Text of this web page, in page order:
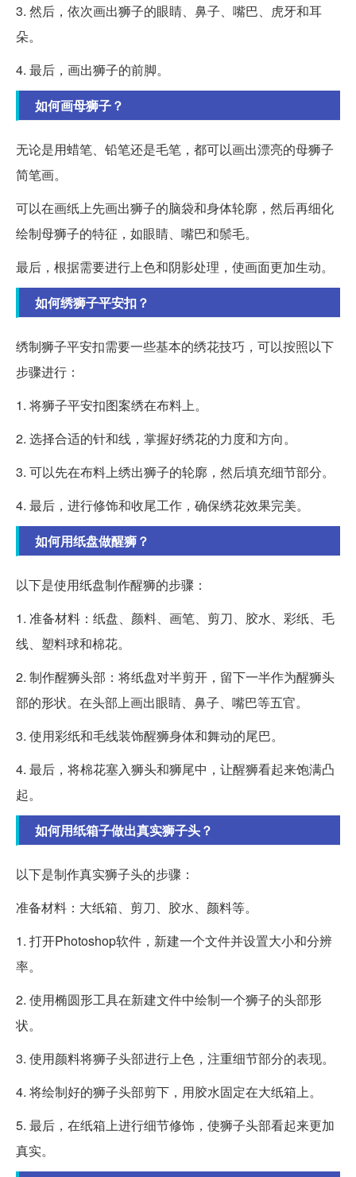
3. 然后，依次画出狮子的眼睛、鼻子、嘴巴、虎牙和耳
朵。
4. 最后，画出狮子的前脚。
如何画母狮子？
无论是用蜡笔、铅笔还是毛笔，都可以画出漂亮的母狮子
简笔画。
可以在画纸上先画出狮子的脑袋和身体轮廓，然后再细化
绘制母狮子的特征，如眼睛、嘴巴和鬃毛。
最后，根据需要进行上色和阴影处理，使画面更加生动。
如何绣狮子平安扣？
绣制狮子平安扣需要一些基本的绣花技巧，可以按照以下
步骤进行：
1. 将狮子平安扣图案绣在布料上。
2. 选择合适的针和线，掌握好绣花的力度和方向。
3. 可以先在布料上绣出狮子的轮廓，然后填充细节部分。
4. 最后，进行修饰和收尾工作，确保绣花效果完美。
如何用纸盘做醒狮？
以下是使用纸盘制作醒狮的步骤：
1. 准备材料：纸盘、颜料、画笔、剪刀、胶水、彩纸、毛
线、塑料球和棉花。
2. 制作醒狮头部：将纸盘对半剪开，留下一半作为醒狮头
部的形状。在头部上画出眼睛、鼻子、嘴巴等五官。
3. 使用彩纸和毛线装饰醒狮身体和舞动的尾巴。
4. 最后，将棉花塞入狮头和狮尾中，让醒狮看起来饱满凸
起。
如何用纸箱子做出真实狮子头？
以下是制作真实狮子头的步骤：
准备材料：大纸箱、剪刀、胶水、颜料等。
1. 打开Photoshop软件，新建一个文件并设置大小和分辨
率。
2. 使用椭圆形工具在新建文件中绘制一个狮子的头部形
状。
3. 使用颜料将狮子头部进行上色，注重细节部分的表现。
4. 将绘制好的狮子头部剪下，用胶水固定在大纸箱上。
5. 最后，在纸箱上进行细节修饰，使狮子头部看起来更加
真实。